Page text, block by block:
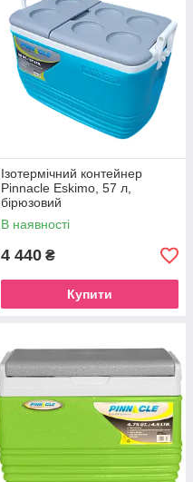
Ізотермічний контейнер
Pinnacle Eskimo, 57 л,
бірюзовий
В наявності
4 440 ₴
Купити